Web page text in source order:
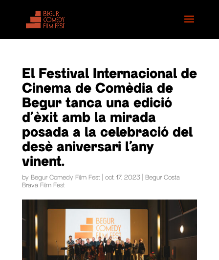
El Festival Internacional de
Cinema de Comèdia de
Begur tanca una edició
d’èxit amb la mirada
posada a la celebració del
desè aniversari l’any
vinent.
by Begur Comedy Film Fest| oct. 17, 2023| Begur Costa
Brava Film Fest